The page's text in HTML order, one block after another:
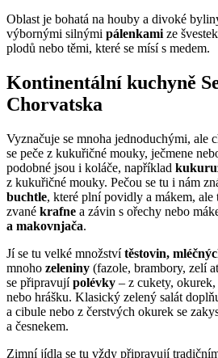
Oblast je bohatá na houby a divoké
výbornými silnými pálenkami ze
plodů nebo těmi, které se mísí s medem.
Kontinentální kuchyně
Chorvatska
Vyznačuje se mnoha jednoduchými, ale
se peče z kukuřičné mouky, ječmene
podobné jsou i koláče, například
z kukuřičné mouky. Pečou se tu i nám
buchtle, které plní povidly a mákem,
zvané krafne a závin s ořechy nebo
a makovnjača.
Jí se tu velké množstvítěstovin,
mnoho zeleniny (fazole, brambory, zelí
se připravujípolévky – z cukety,
nebo hrášku. Klasický zelený salát
a cibule nebo z čerstvých okurek se
a česnekem.
Zimní jídla se tu vždy připravují